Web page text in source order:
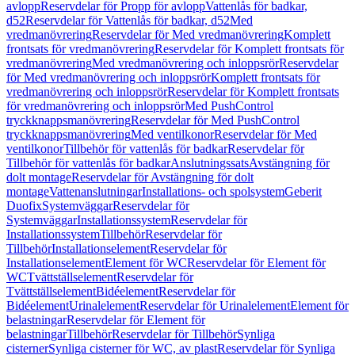
avloppReservdelar för Propp för avloppVattenlås för badkar,
d52Reservdelar för Vattenlås för badkar, d52Med
vredmanövreringReservdelar för Med vredmanövreringKomplett
frontsats för vredmanövreringReservdelar för Komplett frontsats för
vredmanövreringMed vredmanövrering och inloppsrörReservdelar
för Med vredmanövrering och inloppsrörKomplett frontsats för
vredmanövrering och inloppsrörReservdelar för Komplett frontsats
för vredmanövrering och inloppsrörMed PushControl
tryckknappsmanövreringReservdelar för Med PushControl
tryckknappsmanövreringMed ventilkonorReservdelar för Med
ventilkonorTillbehör för vattenlås för badkarReservdelar för
Tillbehör för vattenlås för badkarAnslutningssatsAvstängning för
dolt montageReservdelar för Avstängning för dolt
montageVattenanslutningarInstallations- och spolsystemGeberit
DuofixSystemväggarReservdelar för
SystemväggarInstallationssystemReservdelar för
InstallationssystemTillbehörReservdelar för
TillbehörInstallationselementReservdelar för
InstallationselementElement för WCReservdelar för Element för
WCTvättställselementReservdelar för
TvättställselementBidéelementReservdelar för
BidéelementUrinalelementReservdelar för UrinalelementElement för
belastningarReservdelar för Element för
belastningarTillbehörReservdelar för TillbehörSynliga
cisternerSynliga cisterner för WC, av plastReservdelar för Synliga